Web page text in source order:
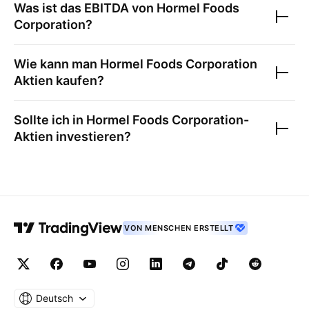
Was ist das EBITDA von Hormel Foods
Corporation?
Wie kann man Hormel Foods Corporation
Aktien kaufen?
Sollte ich in Hormel Foods Corporation-
Aktien investieren?
VON MENSCHEN ERSTELLT
Deutsch